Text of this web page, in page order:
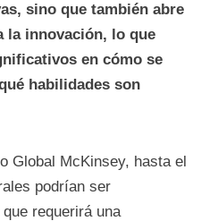
sino que también abre
la innovación, lo que
en cómo se
habilidades son
Global McKinsey, hasta el
podrían ser
requerirá una